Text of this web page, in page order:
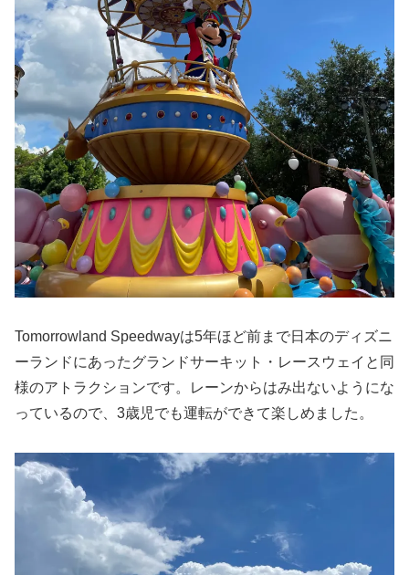
Tomorrowland Speedwayは5年ほど前まで日本のディズニ
ーランドにあったグランドサーキット・レースウェイと同
様のアトラクションです。レーンからはみ出ないようにな
っているので、3歳児でも運転ができて楽しめました。